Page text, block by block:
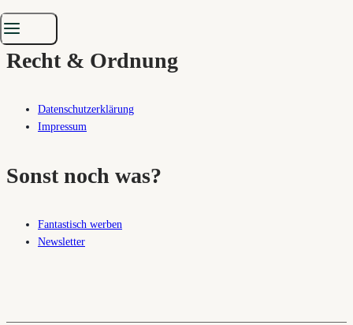
Unsere fantastischen Autoren
Recht & Ordnung
Datenschutzerklärung
Impressum
Sonst noch was?
Fantastisch werben
Newsletter